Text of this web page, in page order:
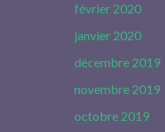
février 2020
janvier 2020
décembre 2019
novembre 2019
octobre 2019